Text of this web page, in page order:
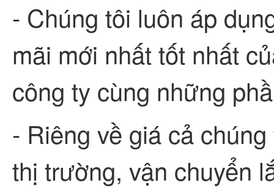
- Chúng tôi luôn áp
mãi mới nhất tốt nhất
công ty cùng những
- Riêng về giá cả
thị trường, vận chuyển